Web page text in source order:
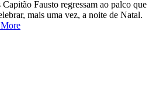
Fausto regressam ao palco que
mais uma vez, a noite de Natal.